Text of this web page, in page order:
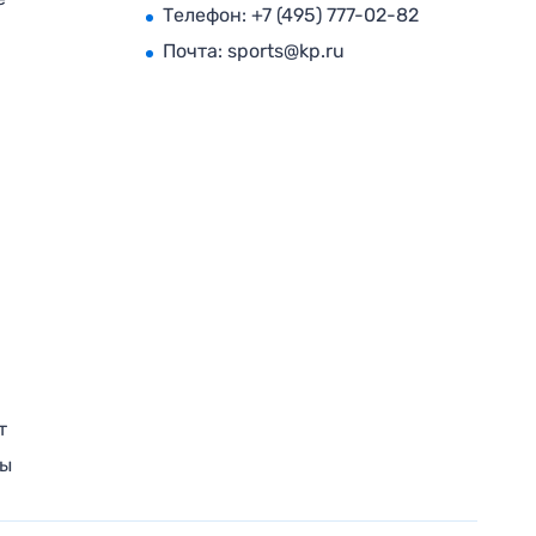
Телефон: +7 (495) 777-02-82
Почта: sports@kp.ru